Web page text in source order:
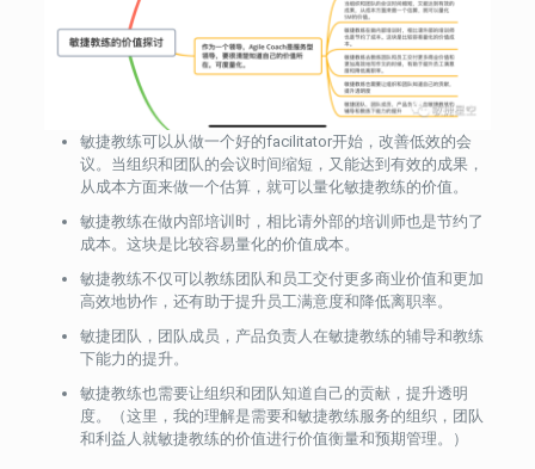
敏捷教练可以从做一个好的facilitator开始，改善低效的会
议。当组织和团队的会议时间缩短，又能达到有效的成果，
从成本方面来做一个估算，就可以量化敏捷教练的价值。
敏捷教练在做内部培训时，相比请外部的培训师也是节约了
成本。这块是比较容易量化的价值成本。
敏捷教练不仅可以教练团队和员工交付更多商业价值和更加
高效地协作，还有助于提升员工满意度和降低离职率。
敏捷团队，团队成员，产品负责人在敏捷教练的辅导和教练
下能力的提升。
敏捷教练也需要让组织和团队知道自己的贡献，提升透明
度。（这里，我的理解是需要和敏捷教练服务的组织，团队
和利益人就敏捷教练的价值进行价值衡量和预期管理。）